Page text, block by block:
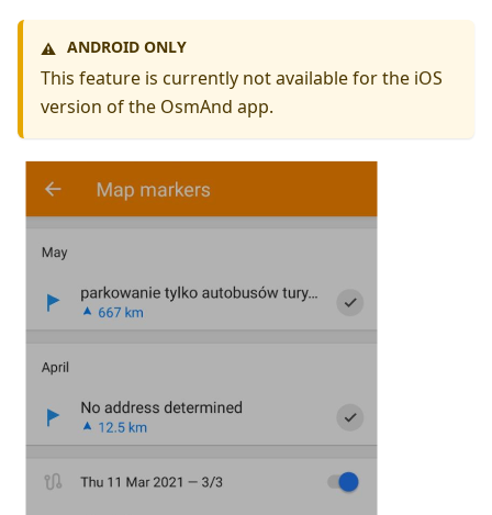
⚠️ ANDROID ONLY
This feature is currently not available for the iOS
version of the OsmAnd app.